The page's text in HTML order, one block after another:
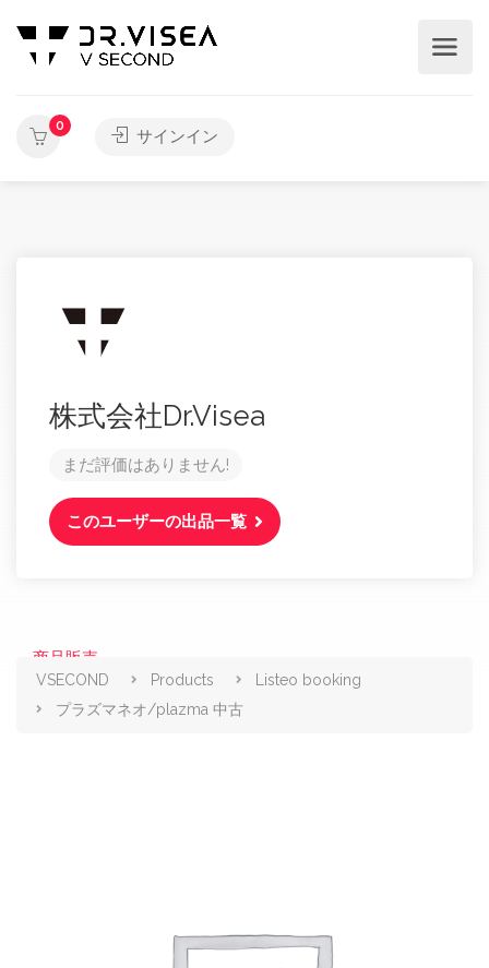
0
サインイン
株式会社Dr.Visea
まだ評価はありません!
このユーザーの出品一覧
商品販売
VSECOND Products
Listeo booking
プラズマネオ/plazma 中古